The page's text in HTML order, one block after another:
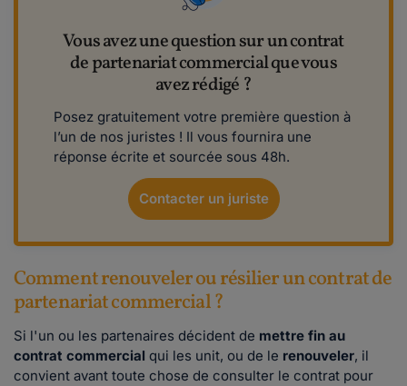
Vous avez une question sur un contrat
de partenariat commercial que vous
avez rédigé ?
Posez gratuitement votre première question à
l’un de nos juristes ! Il vous fournira une
réponse écrite et sourcée sous 48h.
Contacter un juriste
Comment renouveler ou résilier un contrat de
partenariat commercial ?
Si l'un ou les partenaires décident de mettre fin au
contrat commercial qui les unit, ou de le renouveler, il
convient avant toute chose de consulter le contrat pour